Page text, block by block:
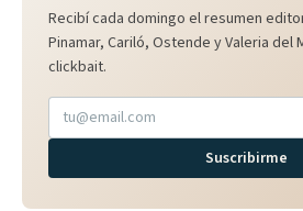
Recibí cada domingo el resumen
Pinamar, Cariló, Ostende y Valeria del
clickbait.
Suscribirme